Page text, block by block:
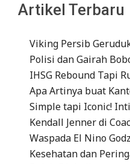
Artikel Terbaru
Viking Persib
Polisi dan Gairah
IHSG Rebound Tapi
Apa Artinya buat
Simple tapi Iconic!
Kendall Jenner di
Waspada El Nino
Kesehatan dan